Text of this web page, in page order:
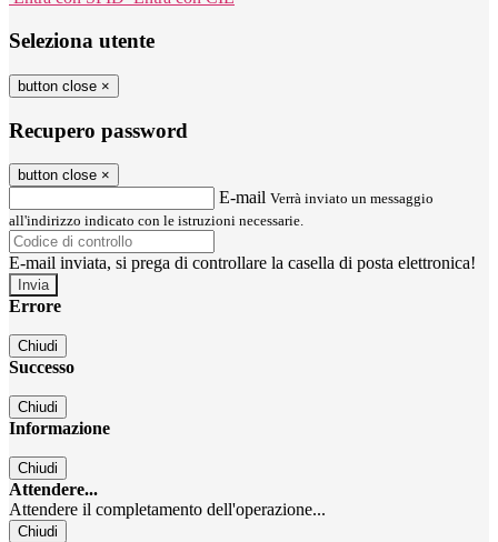
Seleziona utente
button close ×
Recupero password
button close ×
E-mail Verrà inviato un messaggio
all'indirizzo indicato con le istruzioni necessarie.
E-mail inviata, si prega di controllare la casella di posta elettronica!
Errore
Chiudi
Successo
Chiudi
Informazione
Chiudi
Attendere...
Attendere il completamento dell'operazione...
Chiudi